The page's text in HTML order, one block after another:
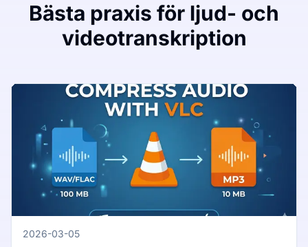
Bästa praxis för ljud- och
videotranskription
2026-03-05